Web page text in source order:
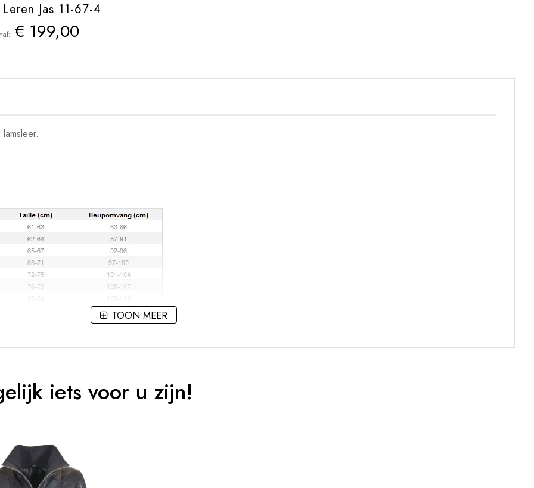
Jas 11-67-4
€ 199,00
TOON MEER
iets voor u zijn!